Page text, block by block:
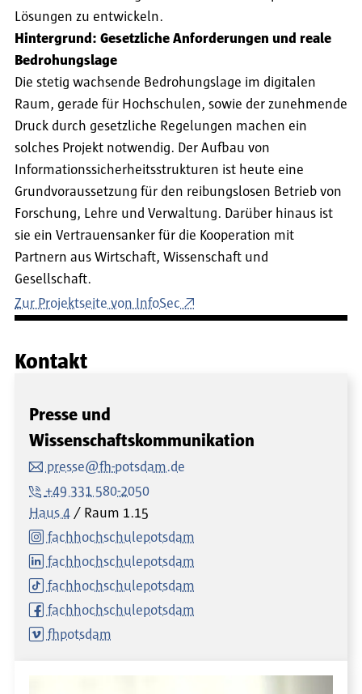
Lösungen zu entwickeln.
Hintergrund: Gesetzliche Anforderungen und reale
Bedrohungslage
Die stetig wachsende Bedrohungslage im digitalen
Raum, gerade für Hochschulen, sowie der zunehmende
Druck durch gesetzliche Regelungen machen ein
solches Projekt notwendig. Der Aufbau von
Informationssicherheitsstrukturen ist heute eine
Grundvoraussetzung für den reibungslosen Betrieb von
Forschung, Lehre und Verwaltung. Darüber hinaus ist
sie ein Vertrauensanker für die Kooperation mit
Partnern aus Wirtschaft, Wissenschaft und
Gesellschaft.
Zur Projektseite von InfoSec
Kontakt
Presse und
Wissenschaftskommunikation
presse@fh-potsdam.de
+49 331 580-2050
Haus 4
Raum 1.15
fachhochschulepotsdam
fachhochschulepotsdam
fachhochschulepotsdam
fachhochschulepotsdam
fhpotsdam